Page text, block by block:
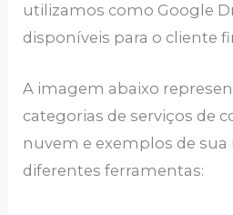
utilizamos como Google
disponíveis para o cliente
A imagem abaixo
categorias de serviços de
nuvem e exemplos de sua
diferentes ferramentas: